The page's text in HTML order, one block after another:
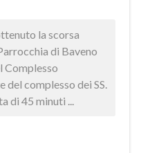
la scorsa
di Baveno
Complesso
del complesso dei SS.
di 45 minuti ...